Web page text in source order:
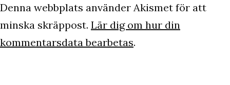
Denna webbplats använder Akismet för att
minska skräppost. Lär dig om hur din
kommentarsdata bearbetas.